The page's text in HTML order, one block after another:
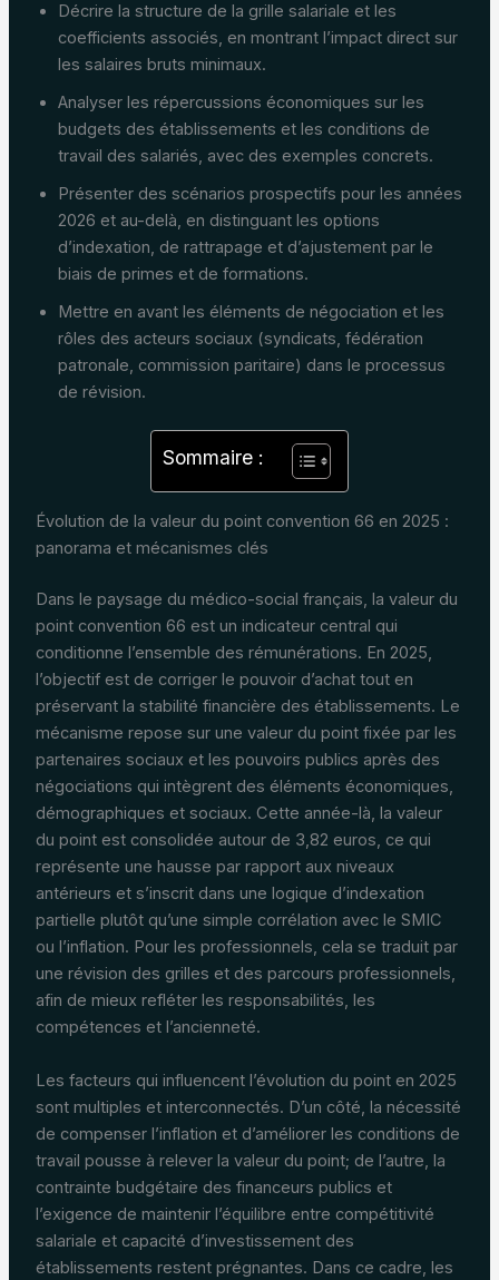
Décrire la structure de la grille salariale et les
coefficients associés, en montrant l’impact direct sur
les salaires bruts minimaux.
Analyser les répercussions économiques sur les
budgets des établissements et les conditions de
travail des salariés, avec des exemples concrets.
Présenter des scénarios prospectifs pour les années
2026 et au-delà, en distinguant les options
d’indexation, de rattrapage et d’ajustement par le
biais de primes et de formations.
Mettre en avant les éléments de négociation et les
rôles des acteurs sociaux (syndicats, fédération
patronale, commission paritaire) dans le processus
de révision.
Sommaire :
Évolution de la valeur du point convention 66 en 2025 :
panorama et mécanismes clés
Dans le paysage du médico-social français, la valeur du
point convention 66 est un indicateur central qui
conditionne l’ensemble des rémunérations. En 2025,
l’objectif est de corriger le pouvoir d’achat tout en
préservant la stabilité financière des établissements. Le
mécanisme repose sur une valeur du point fixée par les
partenaires sociaux et les pouvoirs publics après des
négociations qui intègrent des éléments économiques,
démographiques et sociaux. Cette année-là, la valeur
du point est consolidée autour de 3,82 euros, ce qui
représente une hausse par rapport aux niveaux
antérieurs et s’inscrit dans une logique d’indexation
partielle plutôt qu’une simple corrélation avec le SMIC
ou l’inflation. Pour les professionnels, cela se traduit par
une révision des grilles et des parcours professionnels,
afin de mieux refléter les responsabilités, les
compétences et l’ancienneté.
Les facteurs qui influencent l’évolution du point en 2025
sont multiples et interconnectés. D’un côté, la nécessité
de compenser l’inflation et d’améliorer les conditions de
travail pousse à relever la valeur du point; de l’autre, la
contrainte budgétaire des financeurs publics et
l’exigence de maintenir l’équilibre entre compétitivité
salariale et capacité d’investissement des
établissements restent prégnantes. Dans ce cadre, les